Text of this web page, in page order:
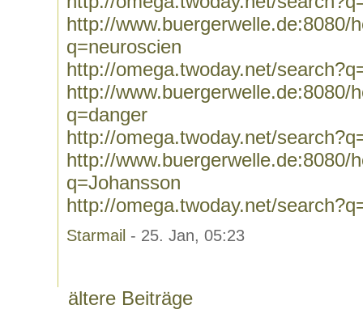
http://www.buergerwelle.de:8080/
q=neuroscien
http://omega.twoday.net/
http://www.buergerwelle.de:8080/
q=danger
http://omega.twoday.net/
http://www.buergerwelle.de:8080/
q=Johansson
http://omega.twoday.net/
Starmail - 25. Jan, 05:23
ältere Beiträge